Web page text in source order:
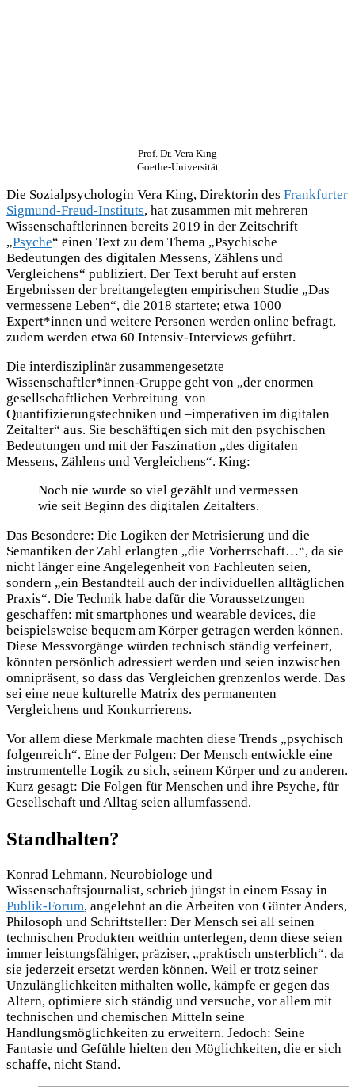
Prof. Dr. Vera King
Goethe-Universität
Die Sozialpsychologin Vera King, Direktorin des Frankfurter
Sigmund-Freud-Instituts, hat zusammen mit mehreren
Wissenschaftlerinnen bereits 2019 in der Zeitschrift
„Psyche“ einen Text zu dem Thema „Psychische
Bedeutungen des digitalen Messens, Zählens und
Vergleichens“ publiziert. Der Text beruht auf ersten
Ergebnissen der breitangelegten empirischen Studie „Das
vermessene Leben“, die 2018 startete; etwa 1000
Expert*innen und weitere Personen werden online befragt,
zudem werden etwa 60 Intensiv-Interviews geführt.
Die interdisziplinär zusammengesetzte
Wissenschaftler*innen-Gruppe geht von „der enormen
gesellschaftlichen Verbreitung von
Quantifizierungstechniken und –imperativen im digitalen
Zeitalter“ aus. Sie beschäftigen sich mit den psychischen
Bedeutungen und mit der Faszination „des digitalen
Messens, Zählens und Vergleichens“. King:
Noch nie wurde so viel gezählt und vermessen
wie seit Beginn des digitalen Zeitalters.
Das Besondere: Die Logiken der Metrisierung und die
Semantiken der Zahl erlangten „die Vorherrschaft…“, da sie
nicht länger eine Angelegenheit von Fachleuten seien,
sondern „ein Bestandteil auch der individuellen alltäglichen
Praxis“. Die Technik habe dafür die Voraussetzungen
geschaffen: mit smartphones und wearable devices, die
beispielsweise bequem am Körper getragen werden können.
Diese Messvorgänge würden technisch ständig verfeinert,
könnten persönlich adressiert werden und seien inzwischen
omnipräsent, so dass das Vergleichen grenzenlos werde. Das
sei eine neue kulturelle Matrix des permanenten
Vergleichens und Konkurrierens.
Vor allem diese Merkmale machten diese Trends „psychisch
folgenreich“. Eine der Folgen: Der Mensch entwickle eine
instrumentelle Logik zu sich, seinem Körper und zu anderen.
Kurz gesagt: Die Folgen für Menschen und ihre Psyche, für
Gesellschaft und Alltag seien allumfassend.
Standhalten?
Konrad Lehmann, Neurobiologe und
Wissenschaftsjournalist, schrieb jüngst in einem Essay in
Publik-Forum, angelehnt an die Arbeiten von Günter Anders,
Philosoph und Schriftsteller: Der Mensch sei all seinen
technischen Produkten weithin unterlegen, denn diese seien
immer leistungsfähiger, präziser, „praktisch unsterblich“, da
sie jederzeit ersetzt werden können. Weil er trotz seiner
Unzulänglichkeiten mithalten wolle, kämpfe er gegen das
Altern, optimiere sich ständig und versuche, vor allem mit
technischen und chemischen Mitteln seine
Handlungsmöglichkeiten zu erweitern. Jedoch: Seine
Fantasie und Gefühle hielten den Möglichkeiten, die er sich
schaffe, nicht Stand.